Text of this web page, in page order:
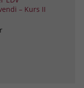
– Kurs II